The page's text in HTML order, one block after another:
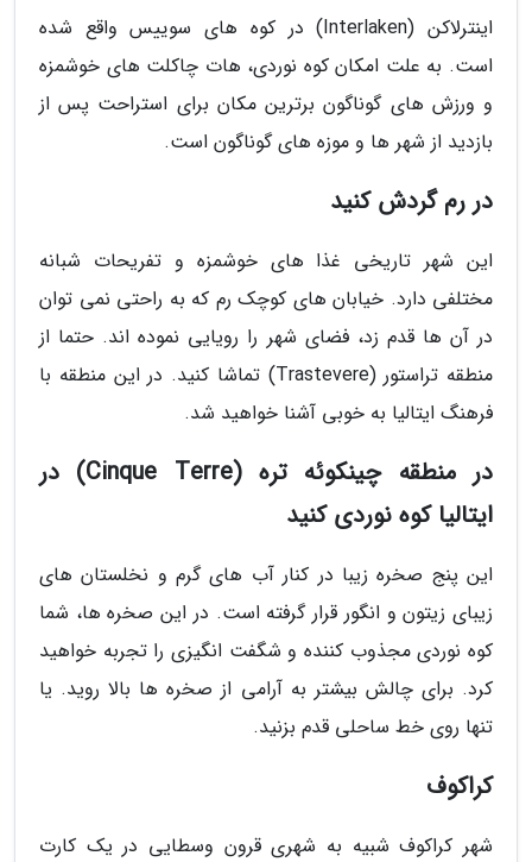
اینترلاکن (Interlaken) در کوه های سوییس واقع شده
است. به علت امکان کوه نوردی، هات چاکلت های خوشمزه
و ورزش های گوناگون برترین مکان برای استراحت پس از
بازدید از شهر ها و موزه های گوناگون است.
در رم گردش کنید
این شهر تاریخی غذا های خوشمزه و تفریحات شبانه
مختلفی دارد. خیابان های کوچک رم که به راحتی نمی توان
در آن ها قدم زد، فضای شهر را رویایی نموده اند. حتما از
منطقه تراستور (Trastevere) تماشا کنید. در این منطقه با
فرهنگ ایتالیا به خوبی آشنا خواهید شد.
در منطقه چینکوئه تره (Cinque Terre) در
ایتالیا کوه نوردی کنید
این پنج صخره زیبا در کنار آب های گرم و نخلستان های
زیبای زیتون و انگور قرار گرفته است. در این صخره ها، شما
کوه نوردی مجذوب کننده و شگفت انگیزی را تجربه خواهید
کرد. برای چالش بیشتر به آرامی از صخره ها بالا روید. یا
تنها روی خط ساحلی قدم بزنید.
کراکوف
شهر کراکوف شبیه به شهری قرون وسطایی در یک کارت